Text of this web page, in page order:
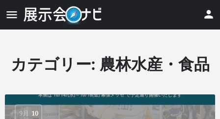
カテゴリー: 農林水産・食品
9月 10